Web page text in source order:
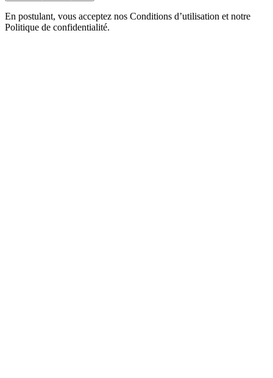
En postulant, vous acceptez nos Conditions d’utilisation et notre
Politique de confidentialité.